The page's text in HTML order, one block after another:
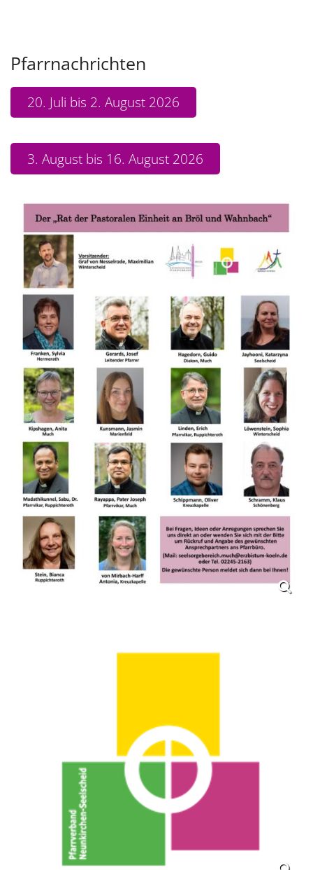
Pfarrnachrichten
20. Juli bis 2. August 2026
3. August bis 16. August 2026